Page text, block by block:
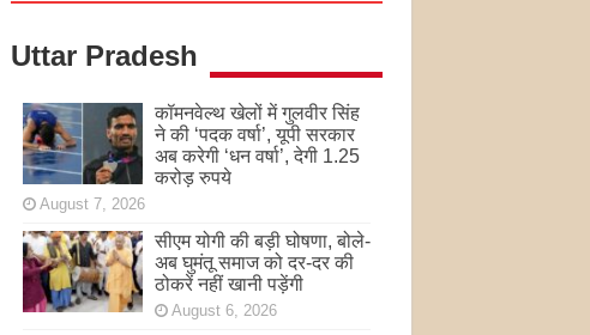
Uttar Pradesh
कॉमनवेल्थ खेलों में गुलवीर सिंह
ने की ‘पदक वर्षा’, यूपी सरकार
अब करेगी ‘धन वर्षा’, देगी 1.25
करोड़ रुपये
August 7, 2026
सीएम योगी की बड़ी घोषणा, बोले-
अब घुमंतू समाज को दर-दर की
ठोकरें नहीं खानी पड़ेंगी
August 6, 2026